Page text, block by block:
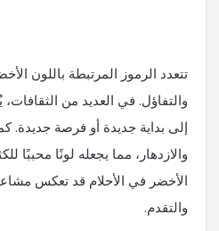
تتعدد الرموز المرتبطة باللون
والتفاؤل. في العديد من
إلى بداية جديدة أو فرصة جديدة.
والازدهار، مما يجعله لونًا محببًا
الأخضر في الأحلام قد تعكس مشاعر
والتقدم.